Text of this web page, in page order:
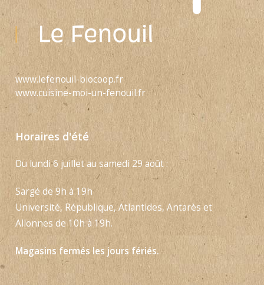
www.lefenouil-biocoop.fr
www.cuisine-moi-un-fenouil.fr
Horaires d'été
Du lundi 6 juillet au samedi 29 août :
Sargé de 9h à 19h
Université, République, Atlantides, Antarès et
Allonnes de 10h à 19h.
Magasins fermés les jours fériés.